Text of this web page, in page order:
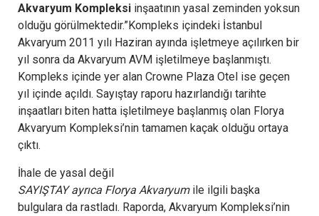
Akvaryum Kompleksi inşaatının yasal zeminden yoksun
olduğu görülmektedir.”Kompleks içindeki İstanbul
Akvaryum 2011 yılı Haziran ayında işletmeye açılırken bir
yıl sonra da Akvaryum AVM işletilmeye başlanmıştı.
Kompleks içinde yer alan Crowne Plaza Otel ise geçen
yıl içinde açıldı. Sayıştay raporu hazırlandığı tarihte
inşaatları biten hatta işletilmeye başlanmış olan Florya
Akvaryum Kompleksi’nin tamamen kaçak olduğu ortaya
çıktı.
İhale de yasal değil
SAYIŞTAY ayrıca Florya Akvaryumile ilgili başka
bulgulara da rastladı. Raporda, Akvaryum Kompleksi’nin